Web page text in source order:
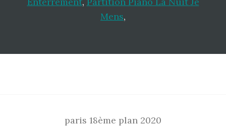
Mens,
paris 18ème plan 2020